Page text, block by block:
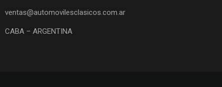
ventas@automovilesclasicos.com.ar
CABA – ARGENTINA